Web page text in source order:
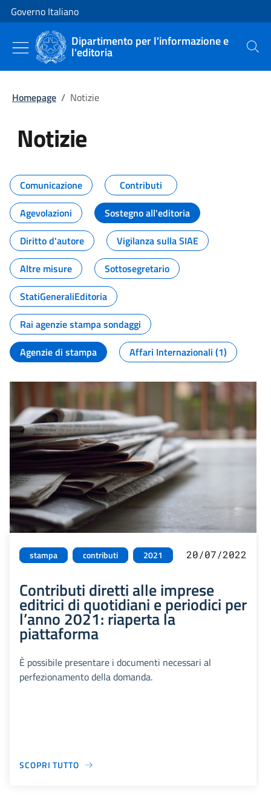
Vai al contenuto
Vai alla navigazione del sito
Governo Italiano
Dipartimento per l'informazione e
l'editoria Cerca
Homepage / Notizie
Notizie
Tutti i contenuti della pagina
Comunicazione
Contributi
Agevolazioni
Sostegno all'editoria
Diritto d'autore
Vigilanza sulla SIAE
Altre misure
Sottosegretario
StatiGeneraliEditoria
Rai agenzie stampa sondaggi
Agenzie di stampa
Affari Internazionali (1)
stampa contributi 2021 20/07/2022
Contributi diretti alle imprese
editrici di quotidiani e periodici per
l’anno 2021: riaperta la
piattaforma
È possibile presentare i documenti necessari al
perfezionamento della domanda.
SCOPRI TUTTO